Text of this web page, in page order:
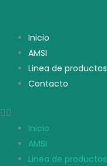
contenido
Inicio
AMSI
Linea de productos
Contacto
Inicio
AMSI
Linea de productos